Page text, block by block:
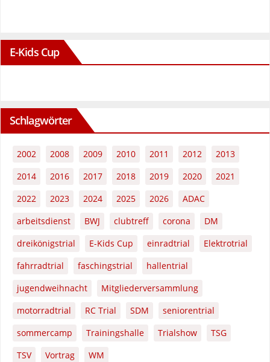
E-Kids Cup
Schlagwörter
2002 2008 2009 2010 2011 2012
2013
2014
2016 2017 2018 2019 2020
2021
2022
2023 2024 2025 2026
ADAC
arbeitsdienst
BWJ clubtreff corona
DM
dreikönigstrial
E-Kids Cup einradtrial
Elektrotrial
fahrradtrial
faschingstrial
hallentrial
jugendweihnacht
Mitgliederversammlung
motorradtrial
RC Trial SDM
seniorentrial
sommercamp
Trainingshalle Trialshow
TSG
TSV
Vortrag WM